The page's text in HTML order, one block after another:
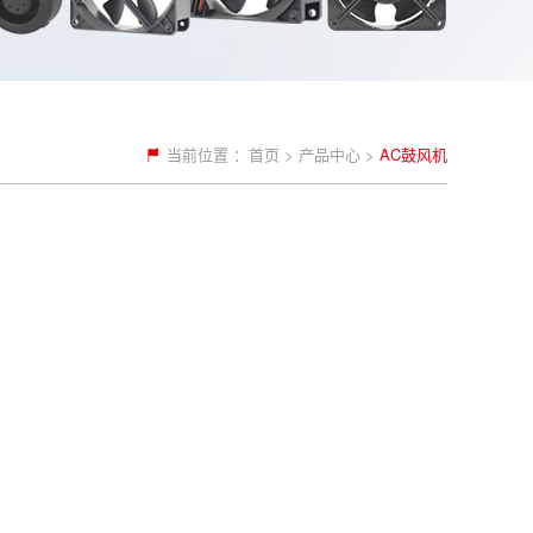
当前位置 ： 首页 > 产品中心 > AC鼓风机